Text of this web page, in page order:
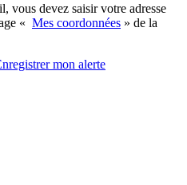
vous devez saisir votre adresse
« Mes coordonnées » de la
mon alerte